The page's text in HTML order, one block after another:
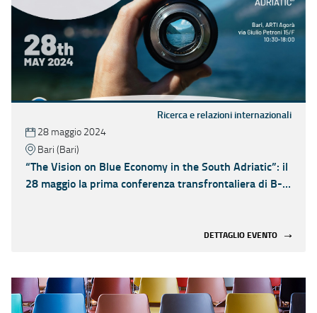
Ricerca e relazioni internazionali
28 maggio 2024
Bari (Bari)
“The Vision on Blue Economy in the South Adriatic”: il
28 maggio la prima conferenza transfrontaliera di B-
DETTAGLIO EVENTO